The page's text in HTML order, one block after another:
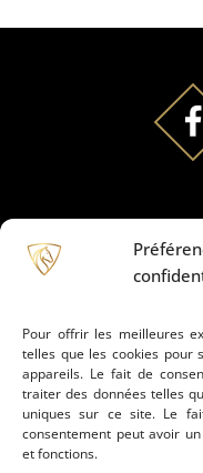
Pour offrir les meilleures
telles que les cookies pour
appareils. Le fait de
traiter des données telles
uniques sur ce site. Le
consentement peut avoir
et fonctions.